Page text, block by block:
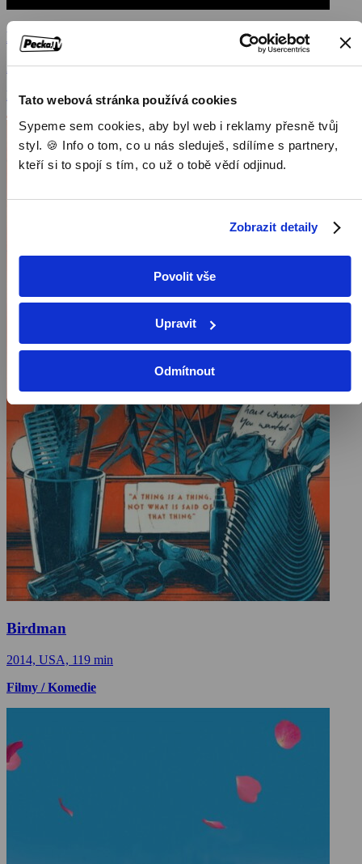
Tato webová stránka používá cookies
Sypeme sem cookies, aby byl web i reklamy přesně tvůj
styl. 🍪 Info o tom, co u nás sleduješ, sdílíme s partnery,
kteří si to spojí s tím, co už o tobě vědí odjinud.
Zobrazit detaily
Povolit vše
Upravit
Odmítnout
Nářez 2
2013, USA, 103 min
Filmy / Komedie / Akční filmy
Birdman
2014, USA, 119 min
Filmy / Komedie